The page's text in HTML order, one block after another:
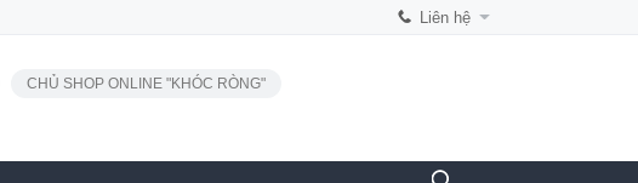
Liên hệ
CHỦ SHOP ONLINE "KHÓC RÒNG"